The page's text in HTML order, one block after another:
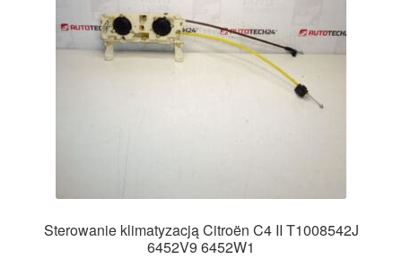
Sterowanie klimatyzacją Citroën C4 II T1008542J
6452V9 6452W1